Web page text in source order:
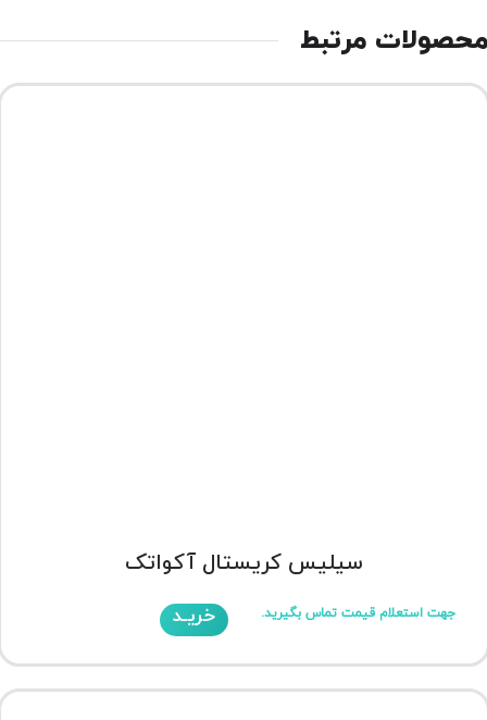
مرتبط
سیلیس کریستال آکواتک
جهت استعلام قیمت تماس بگیرید. خریـد